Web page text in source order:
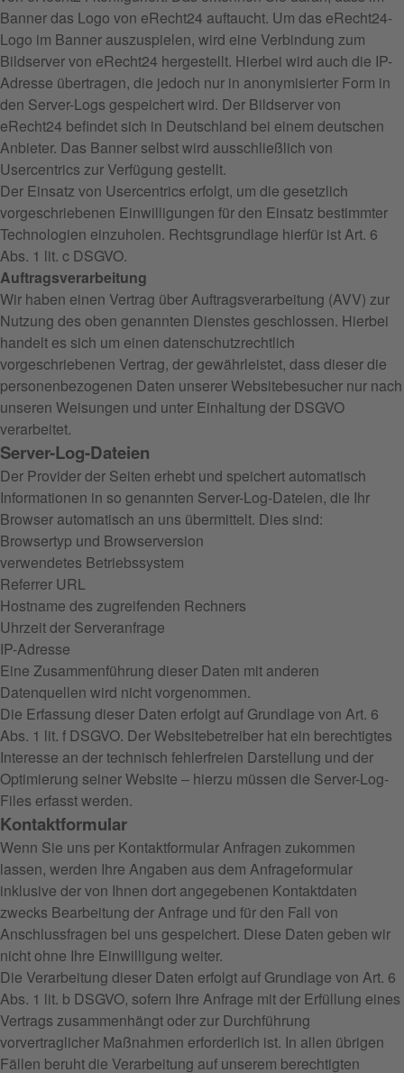
Banner das Logo von eRecht24 auftaucht. Um das eRecht24-
Logo im Banner auszuspielen, wird eine Verbindung zum
Bildserver von eRecht24 hergestellt. Hierbei wird auch die IP-
Adresse übertragen, die jedoch nur in anonymisierter Form in
den Server-Logs gespeichert wird. Der Bildserver von
eRecht24 befindet sich in Deutschland bei einem deutschen
Anbieter. Das Banner selbst wird ausschließlich von
Usercentrics zur Verfügung gestellt.
Der Einsatz von Usercentrics erfolgt, um die gesetzlich
vorgeschriebenen Einwilligungen für den Einsatz bestimmter
Technologien einzuholen. Rechtsgrundlage hierfür ist Art. 6
Abs. 1 lit. c DSGVO.
Auftragsverarbeitung
Wir haben einen Vertrag über Auftragsverarbeitung (AVV) zur
Nutzung des oben genannten Dienstes geschlossen. Hierbei
handelt es sich um einen datenschutzrechtlich
vorgeschriebenen Vertrag, der gewährleistet, dass dieser die
personenbezogenen Daten unserer Websitebesucher nur nach
unseren Weisungen und unter Einhaltung der DSGVO
verarbeitet.
Server-Log-Dateien
Der Provider der Seiten erhebt und speichert automatisch
Informationen in so genannten Server-Log-Dateien, die Ihr
Browser automatisch an uns übermittelt. Dies sind:
Browsertyp und Browserversion
verwendetes Betriebssystem
Referrer URL
Hostname des zugreifenden Rechners
Uhrzeit der Serveranfrage
IP-Adresse
Eine Zusammenführung dieser Daten mit anderen
Datenquellen wird nicht vorgenommen.
Die Erfassung dieser Daten erfolgt auf Grundlage von Art. 6
Abs. 1 lit. f DSGVO. Der Websitebetreiber hat ein berechtigtes
Interesse an der technisch fehlerfreien Darstellung und der
Optimierung seiner Website – hierzu müssen die Server-Log-
Files erfasst werden.
Kontaktformular
Wenn Sie uns per Kontaktformular Anfragen zukommen
lassen, werden Ihre Angaben aus dem Anfrageformular
inklusive der von Ihnen dort angegebenen Kontaktdaten
zwecks Bearbeitung der Anfrage und für den Fall von
Anschlussfragen bei uns gespeichert. Diese Daten geben wir
nicht ohne Ihre Einwilligung weiter.
Die Verarbeitung dieser Daten erfolgt auf Grundlage von Art. 6
Abs. 1 lit. b DSGVO, sofern Ihre Anfrage mit der Erfüllung eines
Vertrags zusammenhängt oder zur Durchführung
vorvertraglicher Maßnahmen erforderlich ist. In allen übrigen
Fällen beruht die Verarbeitung auf unserem berechtigten